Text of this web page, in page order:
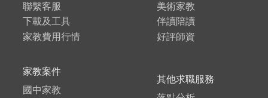
聯繫客服
下載及工具
家教費用行情
美術家教
伴讀陪讀
好評師資
家教案件
國中家教
其他求職服務